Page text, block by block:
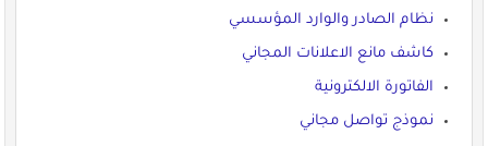
نظام الصادر والوارد المؤسسي
كاشف مانع الاعلانات المجاني
الفاتورة الالكترونية
نموذج تواصل مجاني